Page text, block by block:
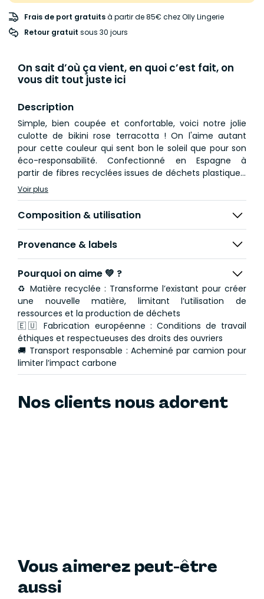
Frais de port gratuitsà partir de 85€ chez Olly Lingerie
Retour gratuit sous 30 jours
On sait d’où ça vient, en quoi c’est fait, on
vous dit tout juste ici
Description
Simple, bien coupée et confortable, voici notre jolie
culotte de bikini rose terracotta ! On l'aime autant
pour cette couleur qui sent bon le soleil que pour son
éco-responsabilité. Confectionné en Espagne à
partir de fibres recyclées issues de déchets plastiques,
on dit mille fois oui au bikini Olly !
Attention, la culotte taille petit. Si vous hésitez entre
deux tailles, prenez la taille au-dessus.
culotte
Soutien-gorge réglable : bretelles et dos
Voir plus
Composition & utilisation
Provenance & labels
Pourquoi on aime 💚 ?
♻️ Matière recyclée : Transforme l’existant pour créer
une nouvelle matière, limitant l’utilisation de
ressources et la production de déchets
🇪🇺 Fabrication européenne : Conditions de travail
éthiques et respectueuses des droits des ouvriers
🚚 Transport responsable : Acheminé par camion pour
limiter l’impact carbone
Nos clients nous adorent
Vous aimerez peut-être
aussi